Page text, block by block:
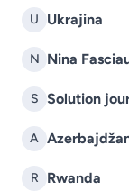
U Ukrajina
N Nina
S Solution
A
R Rwanda